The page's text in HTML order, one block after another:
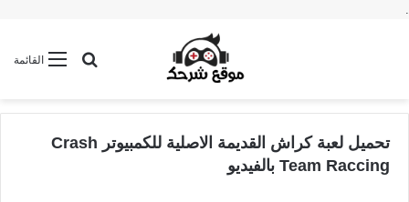
.
القائمةبحث عن
تحميل لعبة كراش القديمة الاصلية للكمبيوتر Crash
Team Raccing بالفيديو